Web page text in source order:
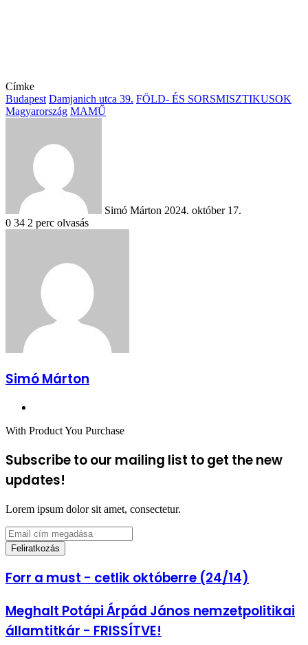
Címke
Budapest Damjanich utca 39. FÖLD- ÉS SORSMISZTIKUSOK
Magyarország MAMŰ
Simó Márton 2024. október 17.
0 34 2 perc olvasás
Simó Márton
With Product You Purchase
Subscribe to our mailing list to get the new
updates!
Lorem ipsum dolor sit amet, consectetur.
Email
cím
megadása
Forr
a
-
cetlik
októberre
Forr a must - cetlik októberre (24/14)
Meghalt
Potápi
Árpád
Meghalt Potápi Árpád János nemzetpolitikai
államtitkár - FRISSÍTVE!